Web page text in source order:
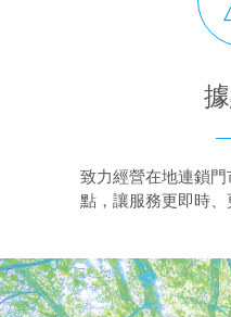
致力經營在地連鎖
點，讓服務更即時、